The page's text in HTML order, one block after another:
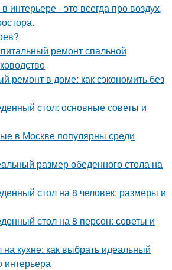
интерьере - это всегда про воздух,
ремонт спальной
ремонт в доме: как сэкономить без
стол: основные советы и
в Москве популярны среди
размер обеденного стола на
стол на 8 человек: размеры и
стол на 8 персон: советы и
кухне: как выбрать идеальный
интерьера